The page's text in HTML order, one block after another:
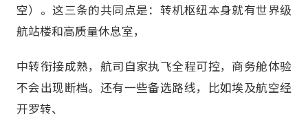
空）。这三条的共同点是：转机枢纽本身就有世界级
航站楼和高质量休息室，
中转衔接成熟，航司自家执飞全程可控，商务舱体验
不会出现断档。还有一些备选路线，比如埃及航空经
开罗转、